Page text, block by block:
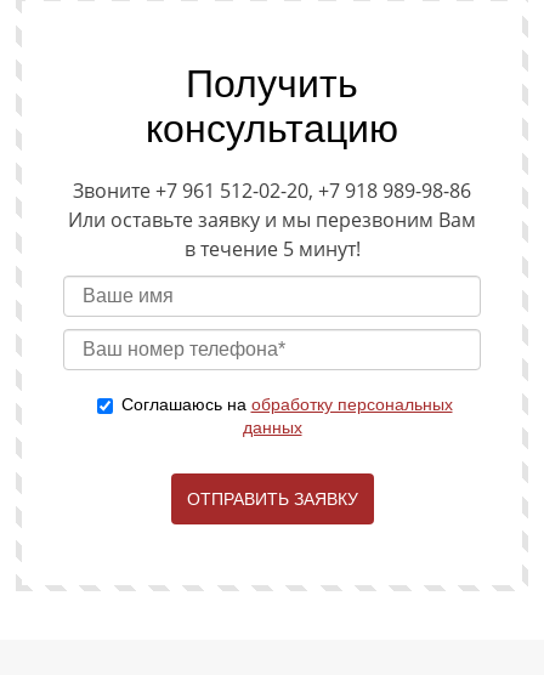
Получить
консультацию
Звоните +7 961 512-02-20, +7 918 989-98-86
Или оставьте заявку и мы перезвоним Вам
в течение 5 минут!
Соглашаюсь на обработку персональных
данных
ОТПРАВИТЬ ЗАЯВКУ